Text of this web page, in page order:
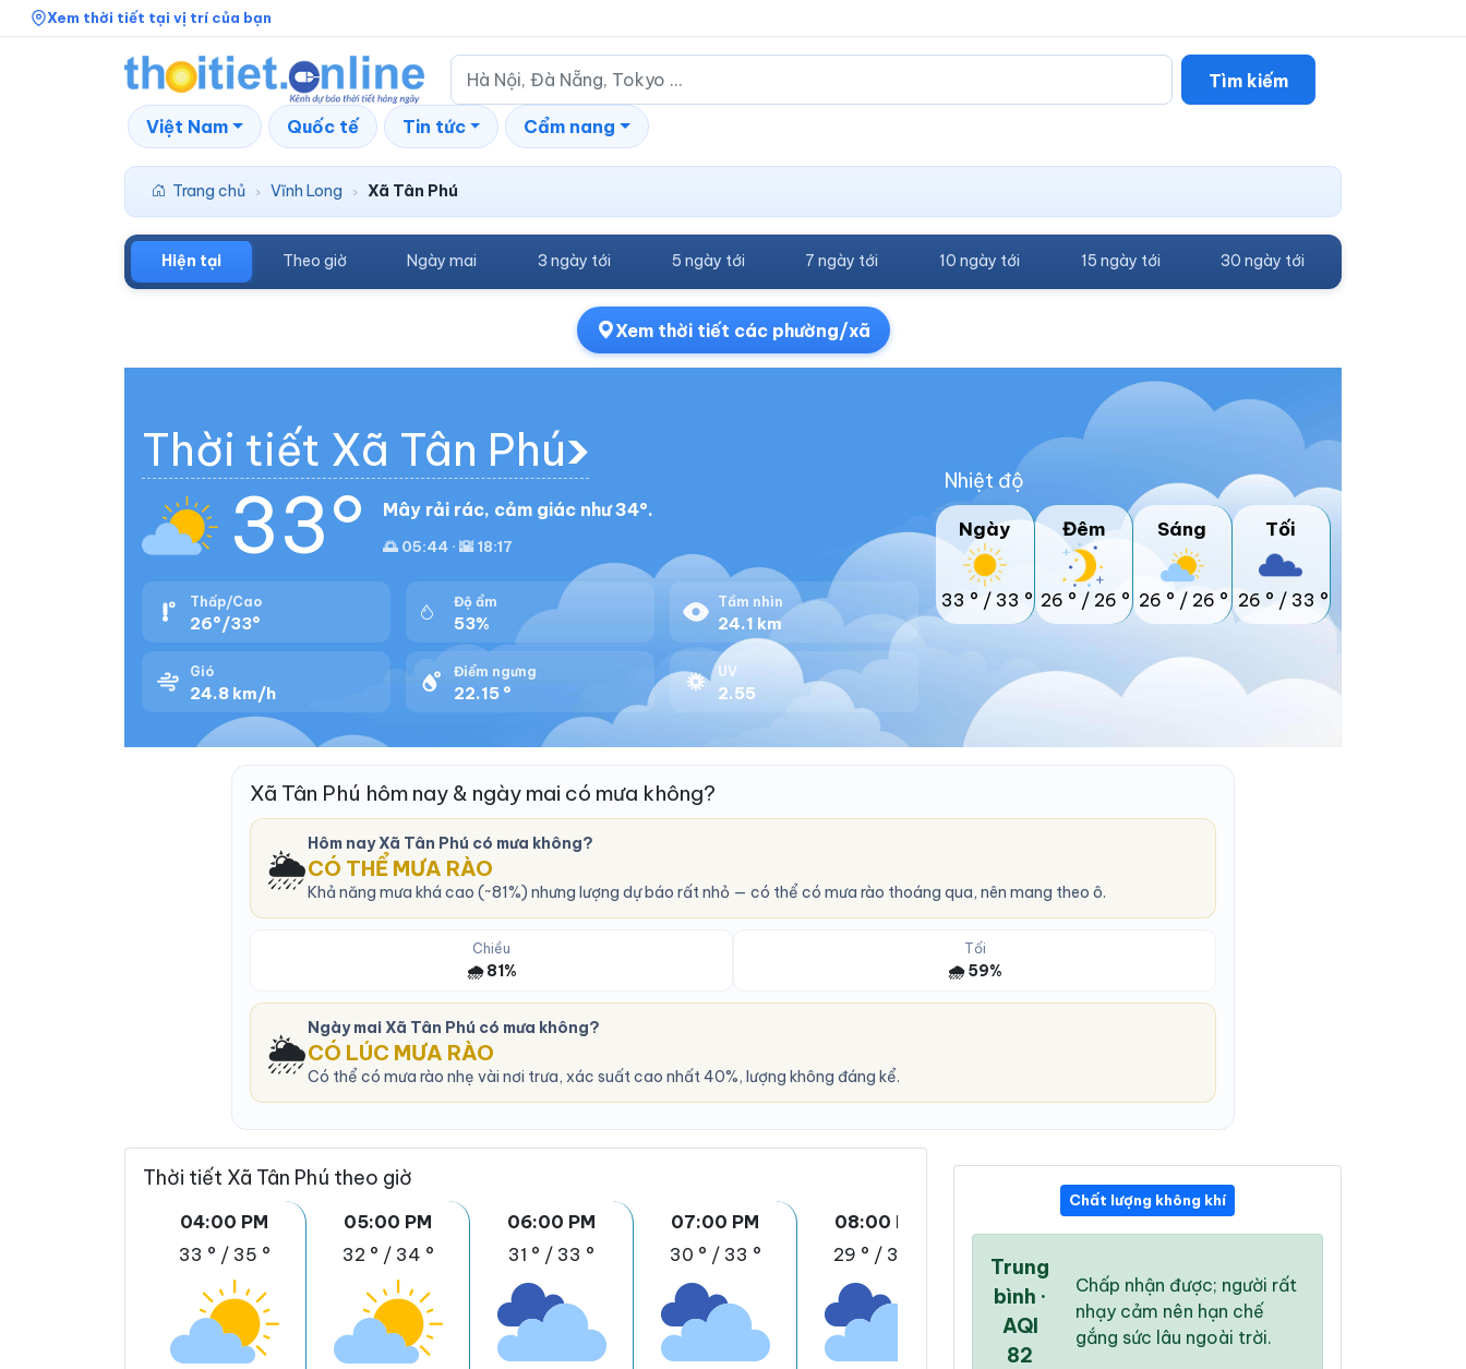
Xem thời tiết tại vị trí của bạn
Tìm kiếm
Việt Nam Quốc tế Tin tức Cẩm nang
Trang chủ › Vĩnh Long › Xã Tân Phú
Hiện tại Theo giờ Ngày mai 3 ngày tới 5 ngày tới 7 ngày tới 10 ngày tới 15 ngày tới 30 ngày tới
Xem thời tiết các phường/xã
Thời tiết Xã Tân Phú
33° Mây rải rác, cảm giác như 34°.
🌅 05:44 · 🌇 18:17
Thấp/Cao
26°/33°
Độ ẩm
53%
Tầm nhìn
24.1 km
Gió
24.8 km/h
Điểm ngưng
22.15 °
UV
2.55
Nhiệt độ
Ngày
33 ° / 33 °
Đêm
26 ° / 26 °
Sáng
26 ° / 26 °
Tối
26 ° / 33 °
Xã Tân Phú hôm nay & ngày mai có mưa không?
🌦️
Hôm nay Xã Tân Phú có mưa không?
CÓ THỂ MƯA RÀO
Khả năng mưa khá cao (~81%) nhưng lượng dự báo rất nhỏ — có thể có mưa rào thoáng qua, nên mang theo ô.
Chiều
🌧️ 81%
Tối
🌧️ 59%
🌦️
Ngày mai Xã Tân Phú có mưa không?
CÓ LÚC MƯA RÀO
Có thể có mưa rào nhẹ vài nơi trưa, xác suất cao nhất 40%, lượng không đáng kể.
Thời tiết Xã Tân Phú theo giờ
04:00 PM
33 ° / 35 °
05:00 PM
32 ° / 34 °
06:00 PM
31 ° / 33 °
07:00 PM
30 ° / 33 °
08:00 PM
29 ° / 33 °
09:00 PM
28 °
10:00 PM
Chất lượng không khí
Trung
bình ·
AQI
82
Chấp nhận được; người rất
nhạy cảm nên hạn chế
gắng sức lâu ngoài trời.